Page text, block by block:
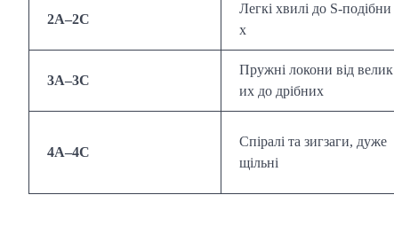
2A–2C
Легкі хвилі до S-подібни
х
3A–3C
Пружні локони від велик
их до дрібних
4A–4C
Спіралі та зигзаги, дуже
щільні